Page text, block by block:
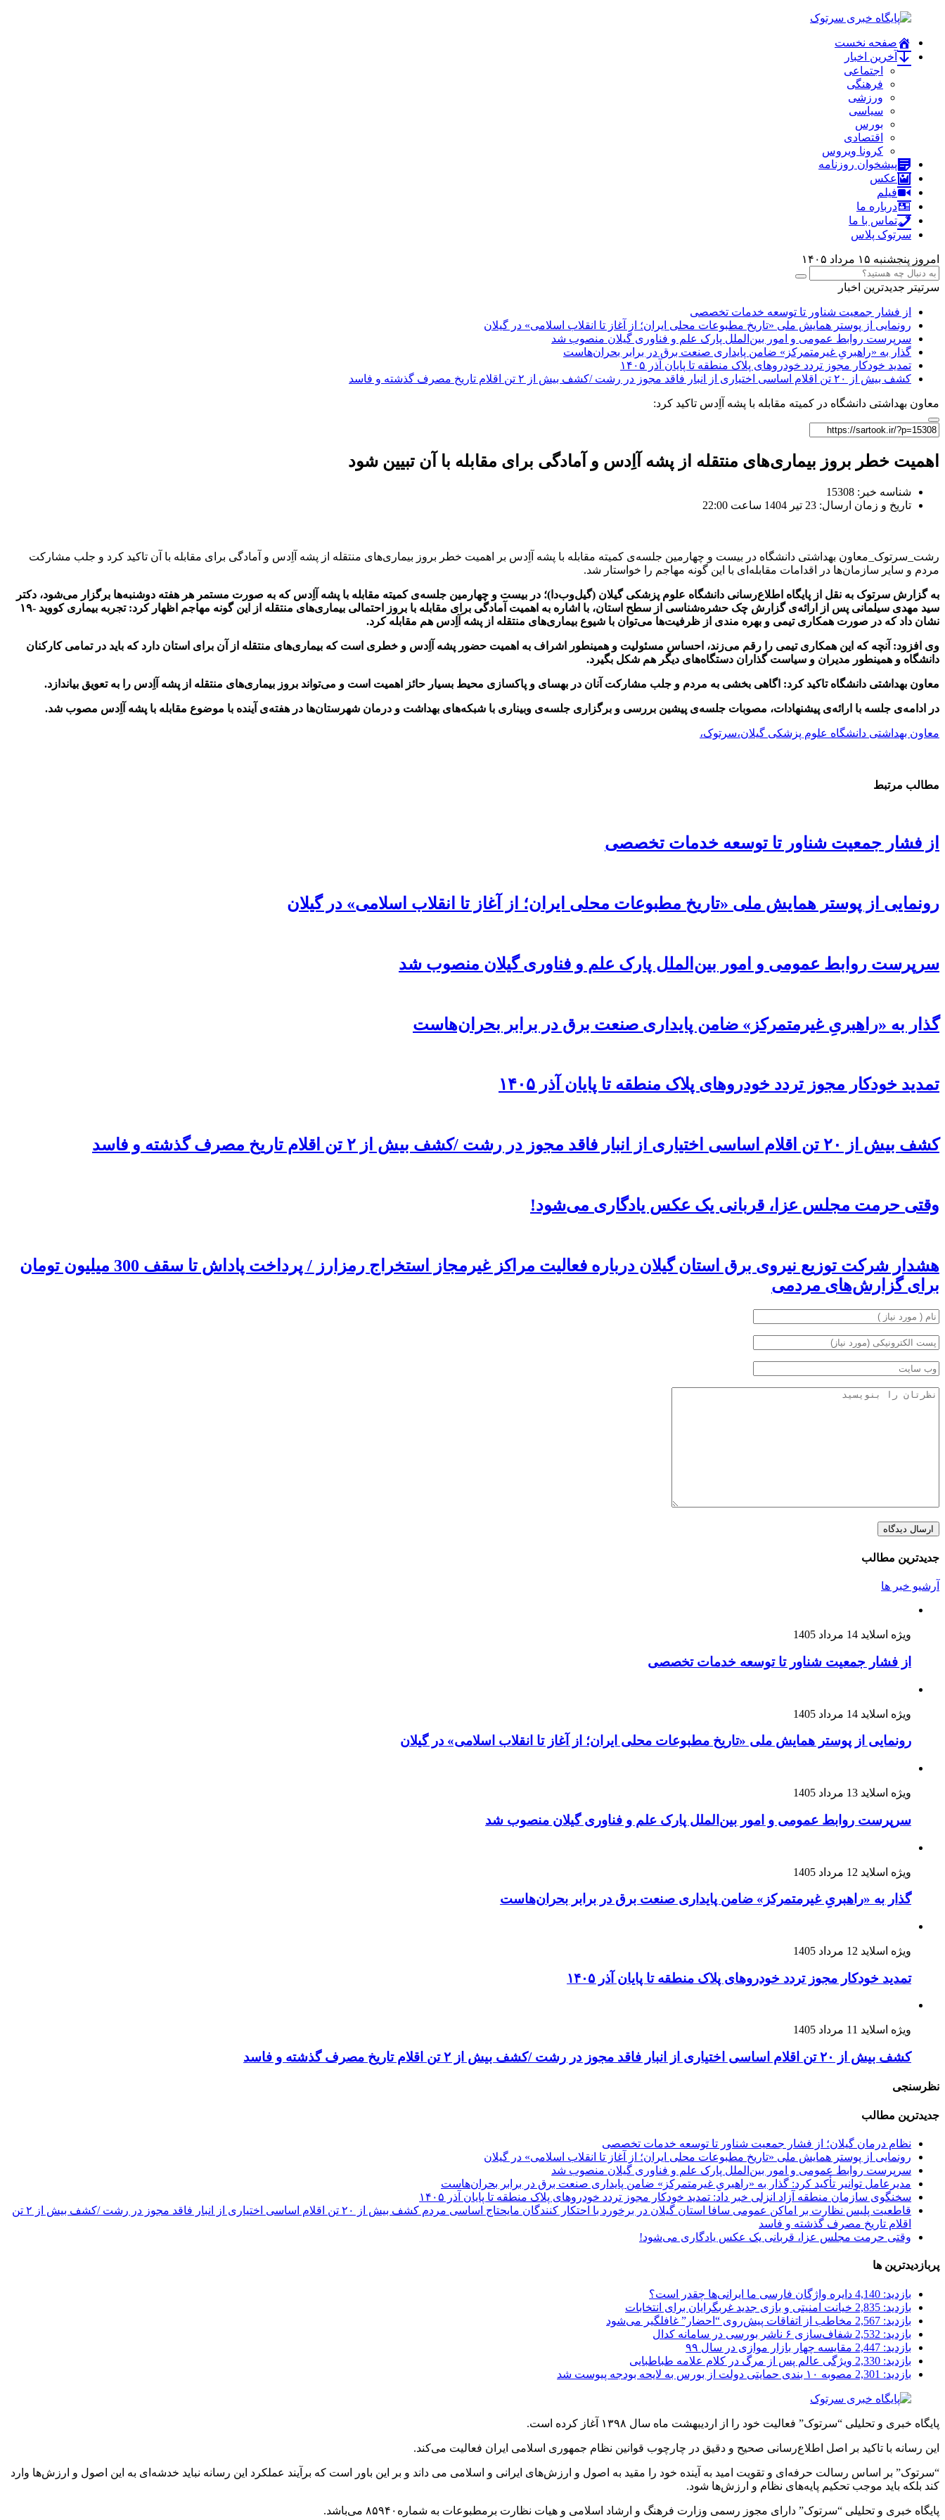
صفحه نخست
آخرین اخبار
اجتماعی
فرهنگی
ورزشی
سیاسی
بورس
اقتصادی
کرونا ویروس
پیشخوان روزنامه
عکس
فیلم
درباره ما
تماس با ما
سرتوک پلاس
امروز پنجشنبه ۱۵ مرداد ۱۴۰۵
سرتیتر جدیدترین اخبار
از فشار جمعیت شناور تا توسعه خدمات تخصصی
رونمایی از پوستر همایش ملی «تاریخ مطبوعات محلی ایران؛ از آغاز تا انقلاب اسلامی» در گیلان
سرپرست روابط عمومی و امور بین‌الملل پارک علم و فناوری گیلان منصوب شد
گذار به «راهبریِ غیرمتمرکز» ضامن پایداری صنعت برق در برابر بحران‌هاست
تمدید خودکار مجوز تردد خودروهای پلاک منطقه تا پایان آذر ۱۴۰۵
کشف بیش از ۲۰ تن اقلام اساسی اختیاری از انبار فاقد مجوز در رشت /کشف بیش از ۲ تن اقلام تاریخ مصرف گذشته و فاسد
معاون بهداشتی دانشگاه در کمیته مقابله با پشه آاِدس تاکید کرد:
اهمیت خطر بروز بیماری‌های منتقله از پشه آاِدس و آمادگی برای مقابله با آن تبیین شود
شناسه خبر: 15308
تاریخ و زمان ارسال: 23 تیر 1404 ساعت 22:00
رشت_سرتوک_معاون بهداشتی دانشگاه در بیست و چهارمین جلسه‌ی کمیته مقابله با پشه آاِدس بر اهمیت خطر بروز بیماری‌های منتقله از پشه آاِدس و آمادگی برای مقابله با آن تاکید کرد و جلب مشارکت
مردم و سایر سازمان‌ها در اقدامات مقابله‌ای با این گونه مهاجم را خواستار شد.
به گزارش سرتوک به نقل از پایگاه اطلاع‌رسانی دانشگاه علوم پزشکی گیلان (گیل‌وب‌دا)؛ در بیست و چهارمین جلسه‌ی کمیته مقابله با پشه آاِدس که به صورت مستمر هر هفته دوشنبه‌ها برگزار می‌شود، دکتر
سید مهدی سیلمانی پس از ارائه‌ی گزارش چک حشره‌شناسی از سطح استان، با اشاره به اهمیت آمادگی برای مقابله با بروز احتمالی بیماری‌های منتقله از این گونه مهاجم اظهار کرد: تجربه بیماری کووید -۱۹
نشان داد که در صورت همکاری تیمی و بهره مندی از ظرفیت‌ها می‌توان با شیوع بیماری‌های منتقله از پشه آاِدس هم مقابله کرد.
وی افزود: آنچه که این همکاری تیمی را رقم می‌زند، احساس مسئولیت و همینطور اشراف به اهمیت حضور پشه آاِدس و خطری است که بیماری‌های منتقله از آن برای استان دارد که باید در تمامی کارکنان
دانشگاه و همینطور مدیران و سیاست گذاران دستگاه‌های دیگر هم شکل بگیرد.
معاون بهداشتی دانشگاه تاکید کرد: اگاهی بخشی به مردم و جلب مشارکت آنان در بهسای و پاکسازی محیط بسیار حائز اهمیت است و می‌تواند بروز بیماری‌های منتقله از پشه آاِدس را به تعویق بیاندازد.
در ادامه‌ی جلسه با ارائه‌ی پیشنهادات، مصوبات جلسه‌ی پیشین بررسی و برگزاری جلسه‌ی وبیناری با شبکه‌های بهداشت و درمان شهرستان‌ها در هفته‌ی آینده با موضوع مقابله با پشه آاِدس مصوب شد.
معاون بهداشتی دانشگاه علوم پزشکی گیلان،سرتوک،
مطالب مرتبط
از فشار جمعیت شناور تا توسعه خدمات تخصصی
رونمایی از پوستر همایش ملی «تاریخ مطبوعات محلی ایران؛ از آغاز تا انقلاب اسلامی» در گیلان
سرپرست روابط عمومی و امور بین‌الملل پارک علم و فناوری گیلان منصوب شد
گذار به «راهبریِ غیرمتمرکز» ضامن پایداری صنعت برق در برابر بحران‌هاست
تمدید خودکار مجوز تردد خودروهای پلاک منطقه تا پایان آذر ۱۴۰۵
کشف بیش از ۲۰ تن اقلام اساسی اختیاری از انبار فاقد مجوز در رشت /کشف بیش از ۲ تن اقلام تاریخ مصرف گذشته و فاسد
وقتی حرمت مجلس عزا، قربانی یک عکس یادگاری می‌شود!
هشدار شرکت توزیع نیروی برق استان گیلان درباره فعالیت مراکز غیرمجاز استخراج رمزارز / پرداخت پاداش تا سقف 300 میلیون تومان
برای گزارش‌های مردمی
جدیدترین مطالب
آرشیو خبر ها
ویژه اسلاید 14 مرداد 1405
از فشار جمعیت شناور تا توسعه خدمات تخصصی
ویژه اسلاید 14 مرداد 1405
رونمایی از پوستر همایش ملی «تاریخ مطبوعات محلی ایران؛ از آغاز تا انقلاب اسلامی» در گیلان
ویژه اسلاید 13 مرداد 1405
سرپرست روابط عمومی و امور بین‌الملل پارک علم و فناوری گیلان منصوب شد
ویژه اسلاید 12 مرداد 1405
گذار به «راهبریِ غیرمتمرکز» ضامن پایداری صنعت برق در برابر بحران‌هاست
ویژه اسلاید 12 مرداد 1405
تمدید خودکار مجوز تردد خودروهای پلاک منطقه تا پایان آذر ۱۴۰۵
ویژه اسلاید 11 مرداد 1405
کشف بیش از ۲۰ تن اقلام اساسی اختیاری از انبار فاقد مجوز در رشت /کشف بیش از ۲ تن اقلام تاریخ مصرف گذشته و فاسد
نظرسنجی
جدیدترین مطالب
نظام درمان گیلان؛ از فشار جمعیت شناور تا توسعه خدمات تخصصی
رونمایی از پوستر همایش ملی «تاریخ مطبوعات محلی ایران؛ از آغاز تا انقلاب اسلامی» در گیلان
سرپرست روابط عمومی و امور بین‌الملل پارک علم و فناوری گیلان منصوب شد
مدیرعامل توانیر تأکید کرد: گذار به «راهبریِ غیرمتمرکز» ضامن پایداری صنعت برق در برابر بحران‌هاست
سخنگوی سازمان منطقه آزاد انزلی خبر داد: تمدید خودکار مجوز تردد خودروهای پلاک منطقه تا پایان آذر ۱۴۰۵
قاطعیت پلیس نظارت بر اماکن عمومی سافا استان گیلان در برخورد با احتکار کنندگان مایحتاج اساسی مردم
کشف بیش از ۲۰ تن اقلام اساسی اختیاری از انبار فاقد مجوز در رشت /کشف بیش از ۲ تن
اقلام تاریخ مصرف گذشته و فاسد
وقتی حرمت مجلس عزا، قربانی یک عکس یادگاری می‌شود!
پربازدیدترین ها
بازدید: 4,140
دایره واژگان فارسی ما ایرانی‌ها چقدر است؟
بازدید: 2,835
خیانت امنیتی و بازی جدید غربگرایان برای انتخابات
بازدید: 2,567
مخاطب از اتفاقات پیش‌روی “احضار” غافلگیر می‌شود
بازدید: 2,532
شفاف‌سازی ۶ ناشر بورسی در سامانه کدال
بازدید: 2,447
مقایسه چهار بازار موازی در سال ۹۹
بازدید: 2,330
ویژگی عالم پس از مرگ در کلام علامه طباطبایی
بازدید: 2,301
مصوبه ۱۰ بندی حمایتی دولت از بورس به لایحه بودجه پیوست شد
پایگاه خبری و تحلیلی “سرتوک” فعالیت خود را از اردیبهشت ماه سال ۱۳۹۸ آغاز کرده است.
این رسانه با تاکید بر اصل اطلاع‌رسانی صحیح و دقیق در چارچوب قوانین نظام جمهوری اسلامی ایران فعالیت می‌کند.
“سرتوک” بر اساس رسالت حرفه‌ای و تقویت امید به آینده خود را مقید به اصول و ارزش‌های ایرانی و اسلامی می داند و بر این باور است که برآیند عملکرد این رسانه نباید خدشه‌ای به این اصول و ارزش‌ها وارد
کند بلکه باید موجب تحکیم پایه‌های نظام و ارزش‌ها شود.
پایگاه خبری و تحلیلی “سرتوک” دارای مجوز رسمی وزارت فرهنگ و ارشاد اسلامی و هیات نظارت برمطبوعات به شماره۸۵۹۴۰ می‌باشد.